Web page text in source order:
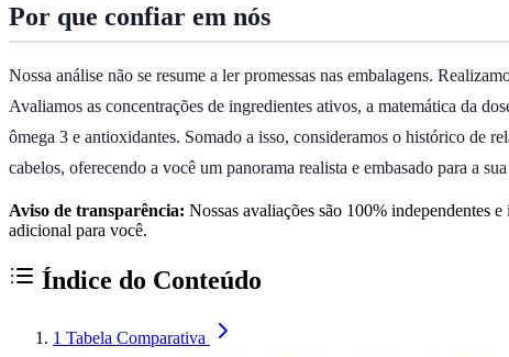
Por que confiar em nós
Nossa análise não se resume a ler promessas nas embalagens.
Avaliamos as concentrações de ingredientes ativos, a matemática da
ômega 3 e antioxidantes. Somado a isso, consideramos o histórico de
cabelos, oferecendo a você um panorama realista e embasado para a
Aviso de transparência: Nossas avaliações são 100% independentes
adicional para você.
Índice do Conteúdo
1 Tabela Comparativa